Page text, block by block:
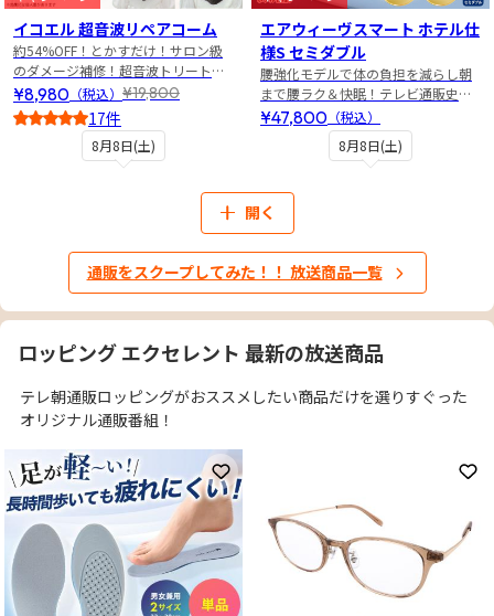
8月8日(土)
イコエル 超音波リペアコーム
約54%OFF！とかすだけ！サロン級
のダメージ補修！超音波トリートメ
ントでサラサラ＆うるツヤ髪へ
¥8,980 （税込） ¥19,800
17件
8月8日(土)
エアウィーヴスマート ホテル仕
様S セミダブル
腰強化モデルで体の負担を減らし朝
まで腰ラク＆快眠！テレビ通販史上
最安値！
¥47,800 （税込）
開く
通販をスクープしてみた！！ 放送商品一覧
ロッピング エクセレント 最新の放送商品
テレ朝通販ロッピングがおススメしたい商品だけを選りすぐった
オリジナル通販番組！
お気に入りに登録 お